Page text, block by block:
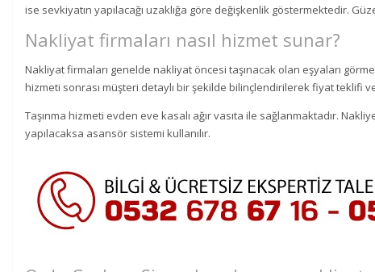
ise sevkiyatın yapılacağı uzaklığa göre değişkenlik göstermektedir.
Nakliyat firmaları nasıl hizmet sunar?
Nakliyat firmaları genelde nakliyat öncesi taşınacak olan eşyaları
hizmeti sonrası müşteri detaylı bir şekilde bilinçlendirilerek fiyat teklifi
Taşınma hizmeti evden eve kasalı ağır vasıta ile sağlanmaktadır.
yapılacaksa asansör sistemi kullanılır.